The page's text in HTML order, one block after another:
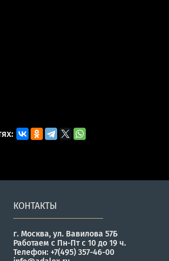
КОНТАКТЫ
г. Москва, ул. Вавилова 57Б
Работаем с Пн-Пт с 10 до 19 ч.
Телефон: +7(495) 357-46-00